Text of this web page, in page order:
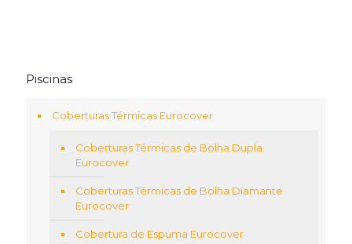
Piscinas
Coberturas Térmicas Eurocover
Coberturas Térmicas de Bolha Dupla
Eurocover
Coberturas Térmicas de Bolha Diamante
Eurocover
Cobertura de Espuma Eurocover